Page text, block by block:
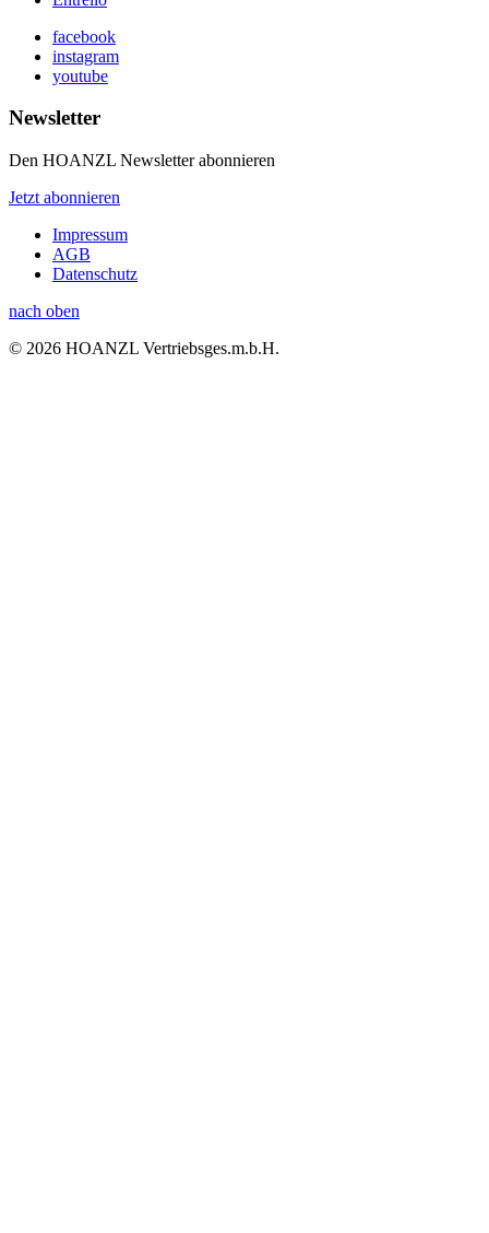
facebook
instagram
youtube
Newsletter
Den HOANZL Newsletter abonnieren
Jetzt abonnieren
Impressum
AGB
Datenschutz
nach oben
© 2026 HOANZL Vertriebsges.m.b.H.